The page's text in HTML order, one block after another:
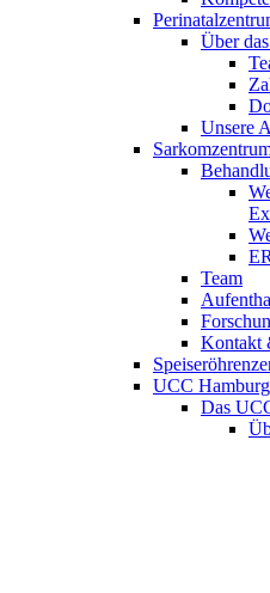
Über
Unsere
Team
Kontakt
UCC Hamburg
Das